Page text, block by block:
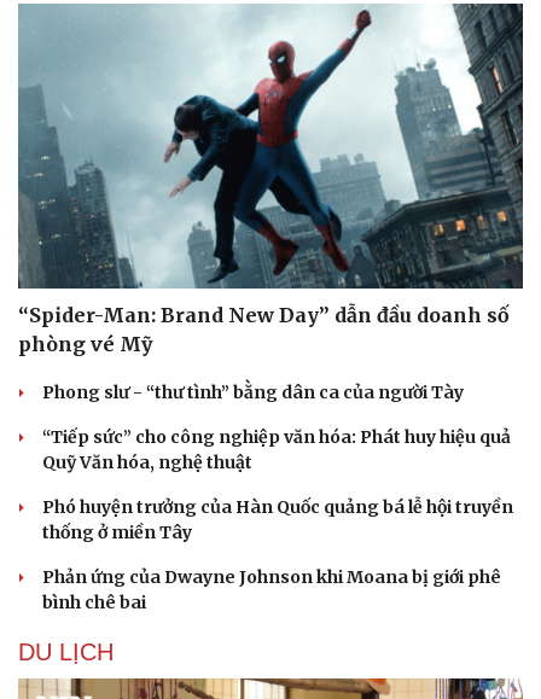
Sức khỏe
Dinh dưỡng - món ngon
Cây thuốc
Sản phụ khoa
Nhi khoa
Nam khoa
Làm đẹp - giảm cân
Phòng mạch online
Ăn sạch sống khỏe
Đời sống
Nhà đẹp
Blog
Tình yêu - Gia đình
“Spider-Man: Brand New Day” dẫn đầu doanh số
phòng vé Mỹ
Phong slư - “thư tình” bằng dân ca của người Tày
“Tiếp sức” cho công nghiệp văn hóa: Phát huy hiệu quả
Quỹ Văn hóa, nghệ thuật
Phó huyện trưởng của Hàn Quốc quảng bá lễ hội truyền
thống ở miền Tây
Phản ứng của Dwayne Johnson khi Moana bị giới phê
bình chê bai
DU LỊCH